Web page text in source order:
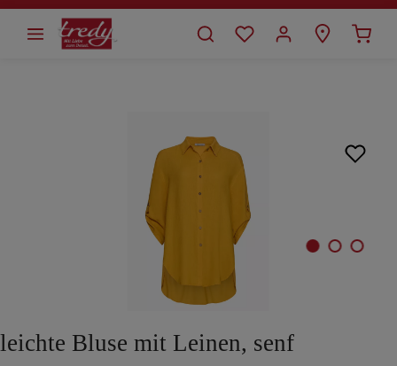
springen
leichte Bluse mit Leinen, senf